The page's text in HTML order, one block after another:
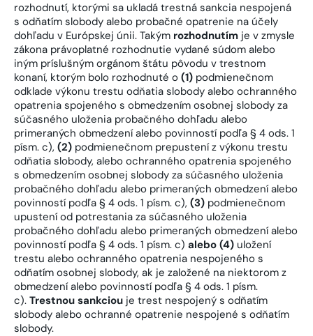
rozhodnutí, ktorými sa ukladá trestná sankcia nespojená
s odňatím slobody alebo probačné opatrenie na účely
dohľadu v Európskej únii. Takým rozhodnutím je v zmysle
zákona právoplatné rozhodnutie vydané súdom alebo
iným príslušným orgánom štátu pôvodu v trestnom
konaní, ktorým bolo rozhodnuté o (1) podmienečnom
odklade výkonu trestu odňatia slobody alebo ochranného
opatrenia spojeného s obmedzením osobnej slobody za
súčasného uloženia probačného dohľadu alebo
primeraných obmedzení alebo povinností podľa § 4 ods. 1
písm. c), (2) podmienečnom prepustení z výkonu trestu
odňatia slobody, alebo ochranného opatrenia spojeného
s obmedzením osobnej slobody za súčasného uloženia
probačného dohľadu alebo primeraných obmedzení alebo
povinností podľa § 4 ods. 1 písm. c), (3) podmienečnom
upustení od potrestania za súčasného uloženia
probačného dohľadu alebo primeraných obmedzení alebo
povinností podľa § 4 ods. 1 písm. c) alebo (4) uložení
trestu alebo ochranného opatrenia nespojeného s
odňatím osobnej slobody, ak je založené na niektorom z
obmedzení alebo povinností podľa § 4 ods. 1 písm.
c). Trestnou sankciou je trest nespojený s odňatím
slobody alebo ochranné opatrenie nespojené s odňatím
slobody.